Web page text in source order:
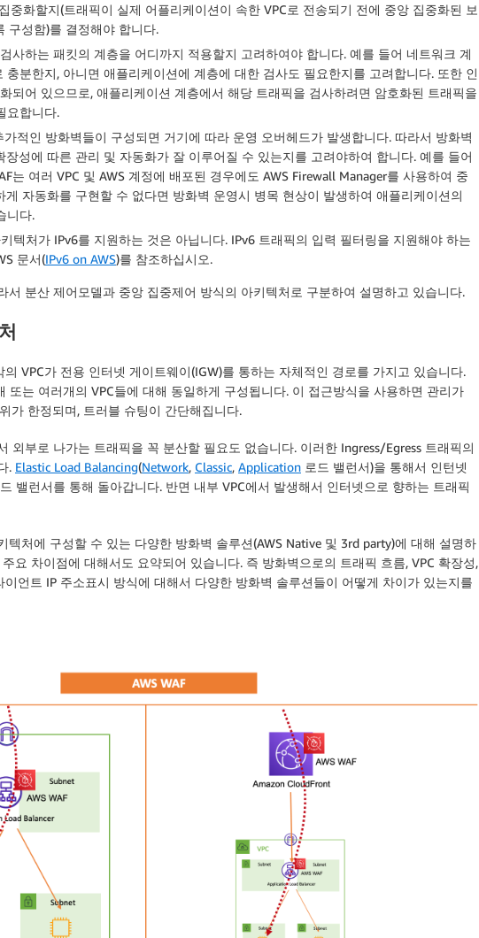
중화할지(트래픽이 실제 어플리케이션이 속한 VPC로 전송되기 전에 중앙 집중화된 보
구성함)를 결정해야 합니다.
사하는 패킷의 계층을 어디까지 적용할지 고려하여야 합니다. 예를 들어 네트워크 계
분한지, 아니면 애플리케이션에 계층에 대한 검사도 필요한지를 고려합니다. 또한 인
되어 있으므로, 애플리케이션 계층에서 해당 트래픽을 검사하려면 암호화된 트래픽을
요합니다.
가적인 방화벽들이 구성되면 거기에 따라 운영 오버헤드가 발생합니다. 따라서 방화벽
성에 따른 관리 및 자동화가 잘 이루어질 수 있는지를 고려야하여 합니다. 예를 들어
는 여러 VPC 및 AWS 계정에 배포된 경우에도 AWS Firewall Manager를 사용하여 중
자동화를 구현할 수 없다면 방화벽 운영시 병목 현상이 발생하여 애플리케이션의
니다.
텍처가 IPv6를 지원하는 것은 아닙니다. IPv6 트래픽의 입력 필터링을 지원해야 하는
문서(IPv6 on AWS)를 참조하십시오.
서 분산 제어모델과 중앙 집중제어 방식의 아키텍처로 구분하여 설명하고 있습니다.
VPC가 전용 인터넷 게이트웨이(IGW)를 통하는 자체적인 경로를 가지고 있습니다.
또는 여러개의 VPC들에 대해 동일하게 구성됩니다. 이 접근방식을 사용하면 관리가
가 한정되며, 트러블 슈팅이 간단해집니다.
외부로 나가는 트래픽을 꼭 분산할 필요도 없습니다. 이러한 Ingress/Egress 트래픽의
. Elastic Load Balancing(Network, Classic, Application 로드 밸런서)을 통해서 인턴넷
밸런서를 통해 돌아갑니다. 반면 내부 VPC에서 발생해서 인터넷으로 향하는 트래픽
텍처에 구성할 수 있는 다양한 방화벽 솔루션(AWS Native 및 3rd party)에 대해 설명하
요 차이점에 대해서도 요약되어 있습니다. 즉 방화벽으로의 트래픽 흐름, VPC 확장성,
언트 IP 주소표시 방식에 대해서 다양한 방화벽 솔루션들이 어떻게 차이가 있는지를